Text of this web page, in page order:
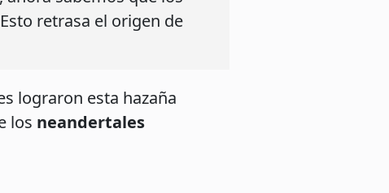
retrasa el origen de
lograron esta hazaña
los neandertales